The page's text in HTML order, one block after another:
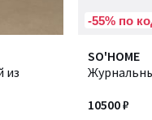
из
-55% по
SO'HOME
10500 ₽
Количество
цветов: